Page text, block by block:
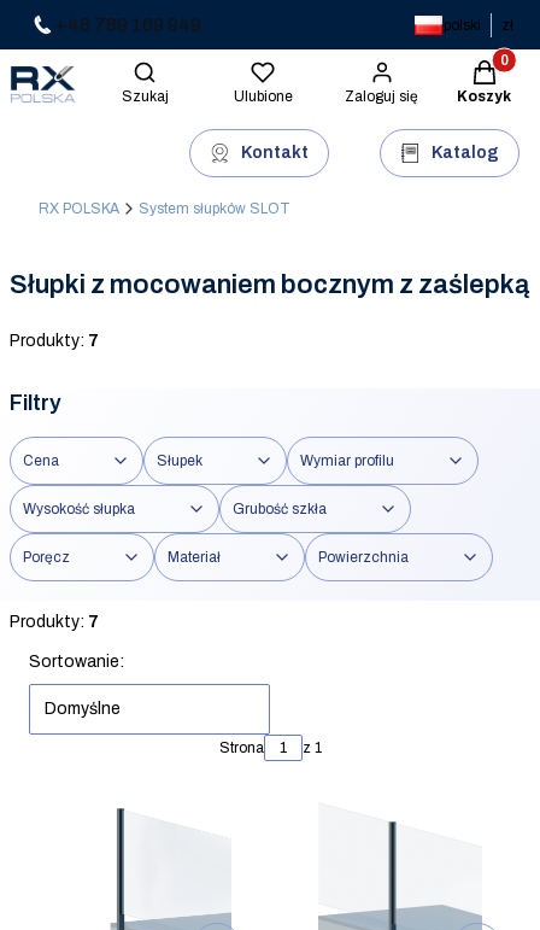
+48 789 169 949 polski zł
Otwórz wyszukiwarkę
Szukaj Ulubione Zaloguj się Koszyk
Kontakt Katalog
RX POLSKA System słupków SLOT
Słupki z mocowaniem bocznym z zaślepką
Produkty: 7
Filtry
Cena Słupek Wymiar profilu
Wysokość słupka Grubość szkła
Poręcz Materiał Powierzchnia
Koniec filtrów
Produkty: 7
Lista produktów
Sortowanie:
Domyślne
Strona z 1